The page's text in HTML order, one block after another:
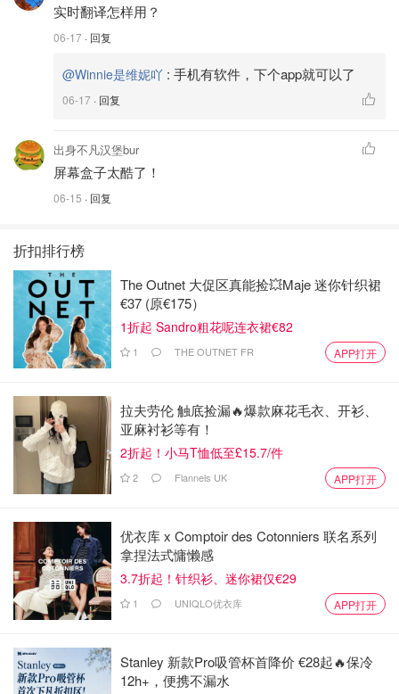
实时翻译怎样用？
06-17 · 回复
@Winnie是维妮吖 : 手机有软件，下个app就可以了
06-17 · 回复
出身不凡汉堡bur
屏幕盒子太酷了！
06-15 · 回复
折扣排行榜
The Outnet 大促区真能捡💥Maje 迷你针织裙
€37 (原€175）
1折起 Sandro粗花呢连衣裙€82
1 THE OUTNET FR APP打开
拉夫劳伦 触底捡漏🔥爆款麻花毛衣、开衫、
亚麻衬衫等有！
2折起！小马T恤低至£15.7/件
2 Flannels UK APP打开
优衣库 x Comptoir des Cotonniers 联名系列
拿捏法式慵懒感
3.7折起！针织衫、迷你裙仅€29
1 UNIQLO优衣库 APP打开
Stanley 新款Pro吸管杯首降价 €28起🔥保冷
12h+，便携不漏水